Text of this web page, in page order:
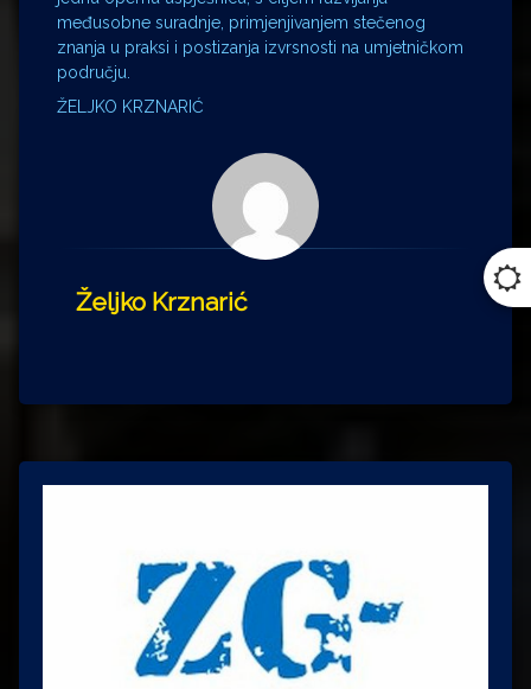
međusobne suradnje, primjenjivanjem stečenog
znanja u praksi i postizanja izvrsnosti na umjetničkom
području.
ŽELJKO KRZNARIĆ
Željko Krznarić